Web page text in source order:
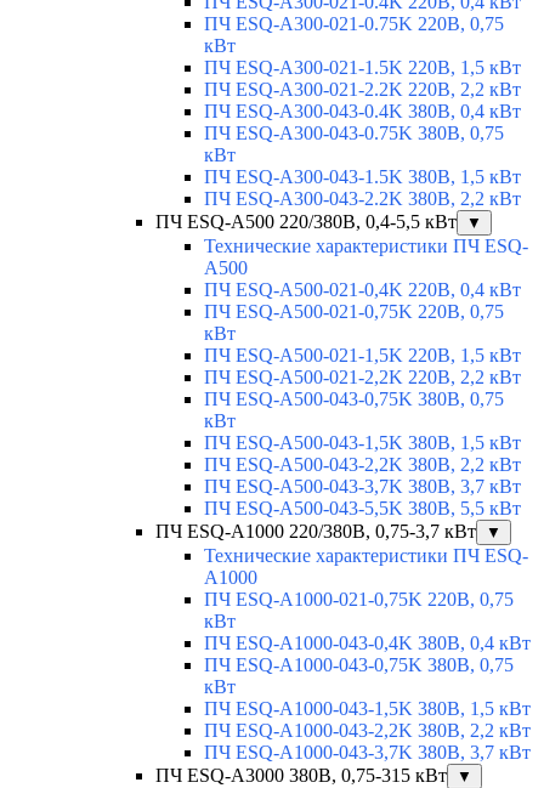
ПЧ ESQ-A300-021-0.75K 220В, 0,75
кВт
ПЧ ESQ-A300-021-1.5K 220В, 1,5 кВт
ПЧ ESQ-A300-021-2.2K 220В, 2,2 кВт
ПЧ ESQ-A300-043-0.4K 380В, 0,4 кВт
ПЧ ESQ-A300-043-0.75K 380В, 0,75
кВт
ПЧ ESQ-A300-043-1.5K 380В, 1,5 кВт
ПЧ ESQ-A300-043-2.2K 380В, 2,2 кВт
ПЧ ESQ-A500 220/380В, 0,4-5,5 кВт
▼
Технические характеристики ПЧ ESQ-
A500
ПЧ ESQ-A500-021-0,4K 220В, 0,4 кВт
ПЧ ESQ-A500-021-0,75K 220В, 0,75
кВт
ПЧ ESQ-A500-021-1,5K 220В, 1,5 кВт
ПЧ ESQ-A500-021-2,2K 220В, 2,2 кВт
ПЧ ESQ-A500-043-0,75K 380В, 0,75
кВт
ПЧ ESQ-A500-043-1,5K 380В, 1,5 кВт
ПЧ ESQ-A500-043-2,2K 380В, 2,2 кВт
ПЧ ESQ-A500-043-3,7K 380В, 3,7 кВт
ПЧ ESQ-A500-043-5,5K 380В, 5,5 кВт
ПЧ ESQ-A1000 220/380В, 0,75-3,7 кВт
▼
Технические характеристики ПЧ ESQ-
A1000
ПЧ ESQ-A1000-021-0,75K 220В, 0,75
кВт
ПЧ ESQ-A1000-043-0,4K 380В, 0,4 кВт
ПЧ ESQ-A1000-043-0,75K 380В, 0,75
кВт
ПЧ ESQ-A1000-043-1,5K 380В, 1,5 кВт
ПЧ ESQ-A1000-043-2,2K 380В, 2,2 кВт
ПЧ ESQ-A1000-043-3,7K 380В, 3,7 кВт
ПЧ ESQ-A3000 380В, 0,75-315 кВт
▼